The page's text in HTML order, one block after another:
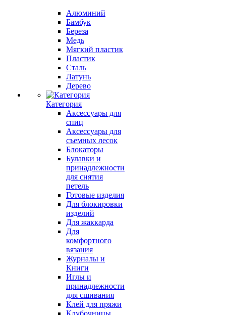
Алюминий
Бамбук
Береза
Медь
Мягкий пластик
Пластик
Сталь
Латунь
Дерево
Категория
Аксессуары для
спиц
Аксессуары для
съемных лесок
Блокаторы
Булавки и
принадлежности
для снятия
петель
Готовые изделия
Для блокировки
изделий
Для жаккарда
Для
комфортного
вязания
Журналы и
Книги
Иглы и
принадлежности
для сшивания
Клей для пряжи
Клубочницы